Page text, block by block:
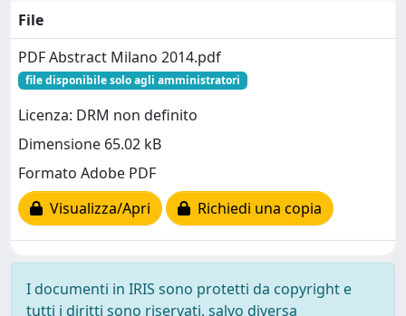
File
PDF Abstract Milano 2014.pdf
file disponibile solo agli amministratori
Licenza: DRM non definito
Dimensione 65.02 kB
Formato Adobe PDF
Visualizza/Apri
Richiedi una copia
I documenti in IRIS sono protetti da copyright e
tutti i diritti sono riservati, salvo diversa